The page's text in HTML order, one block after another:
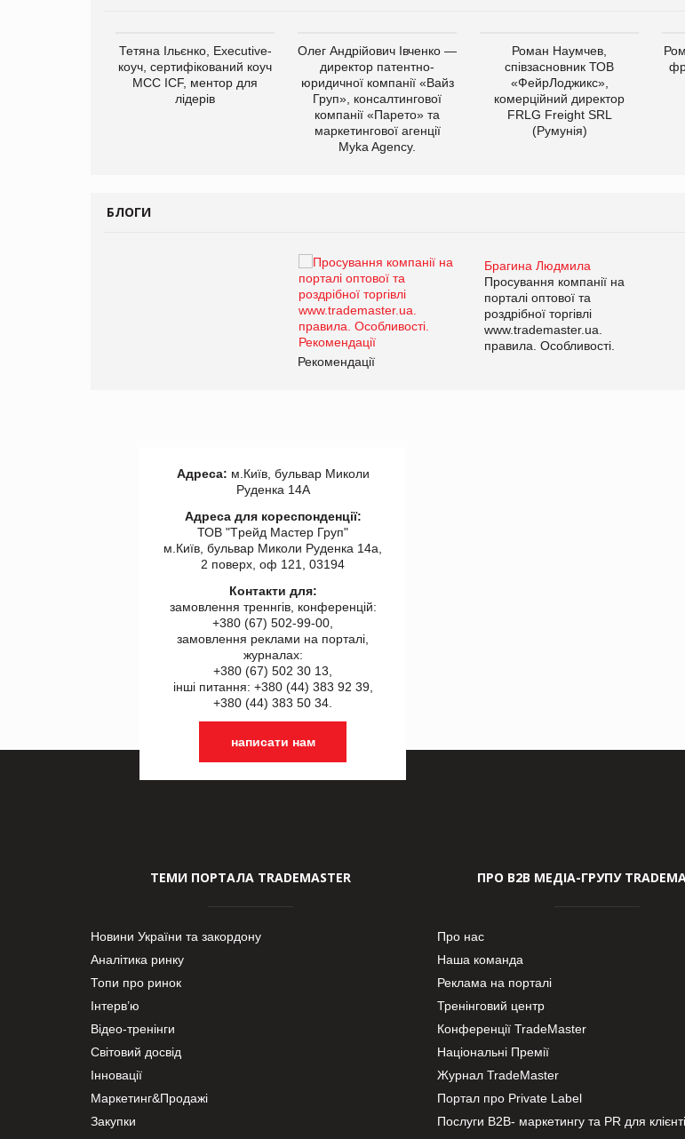
Тетяна Ільєнко, Executive-
коуч, сертифікований коуч
МСС ICF, ментор для
лідерів
Олег Андрійович Івченко —
директор патентно-
юридичної компанії «Вайз
Груп», консалтингової
компанії «Парето» та
маркетингової агенції
Myka Agency.
Роман Наумчев,
співзасновник ТОВ
«ФейрЛоджикс»,
комерційний директор
FRLG Freight SRL
(Румунія)
БЛОГИ
Брагина Людмила
Просування компанії на
порталі оптової та
роздрібної торгівлі
www.trademaster.ua.
правила. Особливості.
Рекомендації
Адреса: м.Київ, бульвар Миколи
Руденка 14А
Адреса для кореспонденції:
ТОВ "Tрейд Мастер Груп"
м.Київ, бульвар Миколи Руденка 14а,
2 поверх, оф 121, 03194
Контакти для:
замовлення треннгів, конференцій:
+380 (67) 502-99-00,
замовлення реклами на порталі,
журналах:
+380 (67) 502 30 13,
інші питання: +380 (44) 383 92 39,
+380 (44) 383 50 34.
написати нам
ТЕМИ ПОРТАЛА TRADEMASTER
Новини України та закордону
Аналітика ринку
Топи про ринок
Інтерв’ю
Відео-тренінги
Світовий досвід
Інновації
Маркетинг&Продажі
Закупки
ПРО В2В МЕДІА-ГРУПУ
Про нас
Наша команда
Реклама на порталі
Тренінговий центр
Конференції TradeMaster
Національні Премії
Журнал TradeMaster
Портал про Private Label
Послуги В2В- маркетингу та PR для